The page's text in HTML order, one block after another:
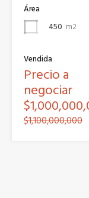
Área
450 m2
Vendida
Precio a
negociar
$1,100,000,000